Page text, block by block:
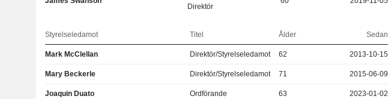
Direktör
Styrelseledamot Titel Ålder Sedan
Mark McClellan Direktör/Styrelseledamot 62 2013-10-15
Mary Beckerle Direktör/Styrelseledamot 71 2015-06-09
Joaquin Duato Ordförande 63 2023-01-02